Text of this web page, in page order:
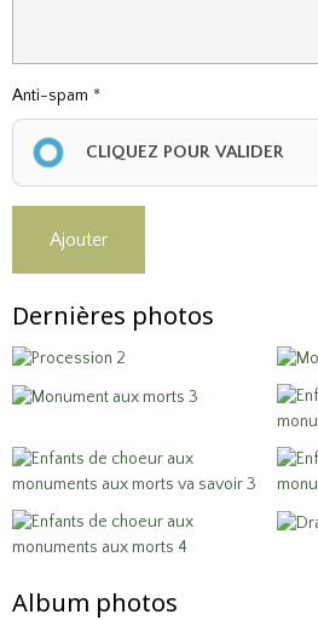
Anti-spam
CLIQUEZ POUR VALIDER
Ajouter
Dernières photos
Album photos